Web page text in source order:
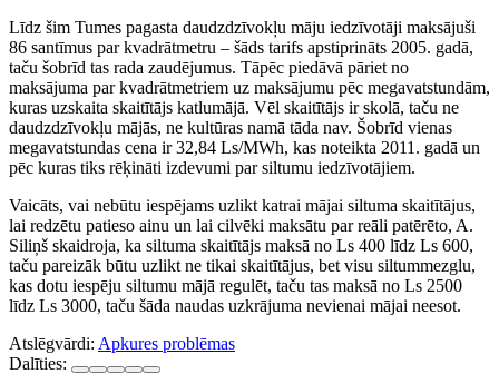
Līdz šim Tumes pagasta daudzdzīvokļu māju iedzīvotāji maksājuši
86 santīmus par kvadrātmetru – šāds tarifs apstiprināts 2005. gadā,
taču šobrīd tas rada zaudējumus. Tāpēc piedāvā pāriet no
maksājuma par kvadrātmetriem uz maksājumu pēc megavatstundām,
kuras uzskaita skaitītājs katlumājā. Vēl skaitītājs ir skolā, taču ne
daudzdzīvokļu mājās, ne kultūras namā tāda nav. Šobrīd vienas
megavatstundas cena ir 32,84 Ls/MWh, kas noteikta 2011. gadā un
pēc kuras tiks rēķināti izdevumi par siltumu iedzīvotājiem.
Vaicāts, vai nebūtu iespējams uzlikt katrai mājai siltuma skaitītājus,
lai redzētu patieso ainu un lai cilvēki maksātu par reāli patērēto, A.
Siliņš skaidroja, ka siltuma skaitītājs maksā no Ls 400 līdz Ls 600,
taču pareizāk būtu uzlikt ne tikai skaitītājus, bet visu siltummezglu,
kas dotu iespēju siltumu mājā regulēt, taču tas maksā no Ls 2500
līdz Ls 3000, taču šāda naudas uzkrājuma nevienai mājai neesot.
Atslēgvārdi: Apkures problēmas
Dalīties: